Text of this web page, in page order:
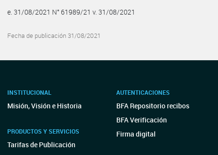
e. 31/08/2021 N° 61989/21 v. 31/08/2021
Fecha de publicación 31/08/2021
INSTITUCIONAL
Misión, Visión e Historia
PRODUCTOS Y SERVICIOS
Tarifas de Publicación
AUTENTICACIONES
BFA Repositorio recibos
BFA Verificación
Firma digital